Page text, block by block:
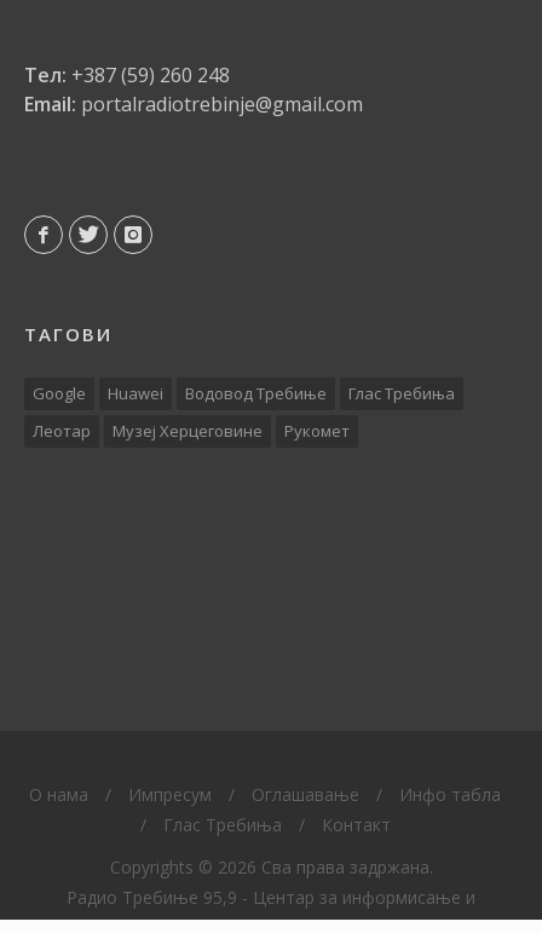
Тел: +387 (59) 260 248
Email: portalradiotrebinje@gmail.com
ТАГОВИ
Google Huawei Водовод Требиње
Глас Требиња
Леотар
Музеј Херцеговине Рукомет
O нама / Импресум / Оглашавање /
Инфо табла
/
Глас Требиња /
Контакт
Copyrights © 2026 Сва права задржана.
Радио Требиње 95,9 - Центар за информисање и
образовање